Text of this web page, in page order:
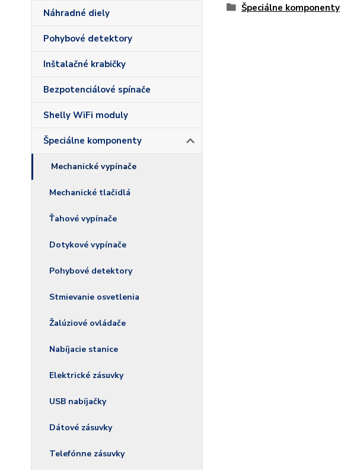
Náhradné diely
Pohybové detektory
Inštalačné krabičky
Bezpotenciálové spínače
Shelly WiFi moduly
Špeciálne komponenty
Mechanické vypínače
Mechanické tlačidlá
Ťahové vypínače
Dotykové vypínače
Pohybové detektory
Stmievanie osvetlenia
Žalúziové ovládače
Nabíjacie stanice
Elektrické zásuvky
USB nabíjačky
Dátové zásuvky
Telefónne zásuvky
Špeciálne komponenty